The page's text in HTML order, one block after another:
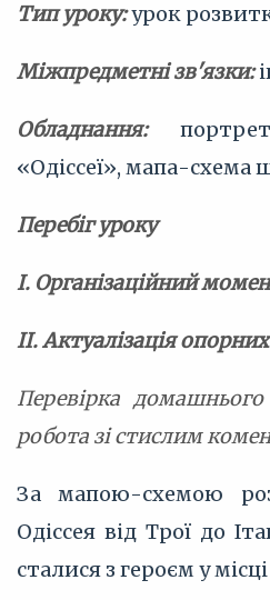
Тип уроку:урок
Міжпредметні зв'язки:
Обладнання:
«Одіссеї», мапа-схема
Перебіг уроку
І. Організаційний
II. Актуалізація
Перевірка
робота зі стислим
За мапою-схемою
Одіссея від Трої до
сталися з героєм у